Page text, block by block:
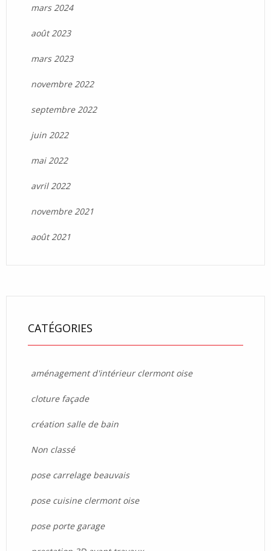
mars 2024
août 2023
mars 2023
novembre 2022
septembre 2022
juin 2022
mai 2022
avril 2022
novembre 2021
août 2021
CATÉGORIES
aménagement d'intérieur clermont oise
cloture façade
création salle de bain
Non classé
pose carrelage beauvais
pose cuisine clermont oise
pose porte garage